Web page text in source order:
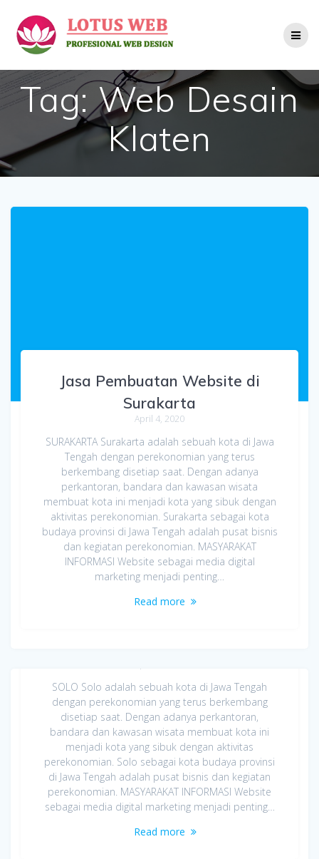
to
content
Tag:Web Desain
Klaten
Jasa Pembuatan Website di
Surakarta
April 4, 2020
SURAKARTA Surakarta adalah sebuah kota di Jawa
Tengah dengan perekonomian yang terus
berkembang disetiap saat. Dengan adanya
perkantoran, bandara dan kawasan wisata
membuat kota ini menjadi kota yang sibuk dengan
aktivitas perekonomian. Surakarta sebagai kota
budaya provinsi di Jawa Tengah adalah pusat bisnis
dan kegiatan perekonomian. MASYARAKAT
INFORMASI Website sebagai media digital
marketing menjadi penting…
Read more
SOLO Solo adalah sebuah kota di Jawa Tengah
dengan perekonomian yang terus berkembang
disetiap saat. Dengan adanya perkantoran,
bandara dan kawasan wisata membuat kota ini
menjadi kota yang sibuk dengan aktivitas
perekonomian. Solo sebagai kota budaya provinsi
di Jawa Tengah adalah pusat bisnis dan kegiatan
perekonomian. MASYARAKAT INFORMASI Website
sebagai media digital marketing menjadi penting…
Read more